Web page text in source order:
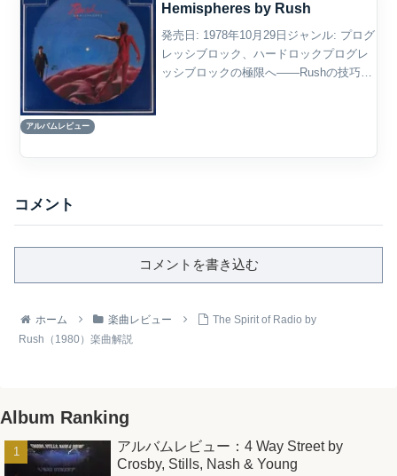
アルバムレビュー
Hemispheres by Rush
発売日: 1978年10月29日ジャンル: プログ
レッシブロック、ハードロックプログレ
ッシブロックの極限へ――Rushの技巧と
コメント
コメントを書き込む
ホーム 楽曲レビュー
The Spirit of Radio by
Rush（1980）楽曲解説
Album Ranking
アルバムレビュー：4 Way Street by
Crosby, Stills, Nash & Young